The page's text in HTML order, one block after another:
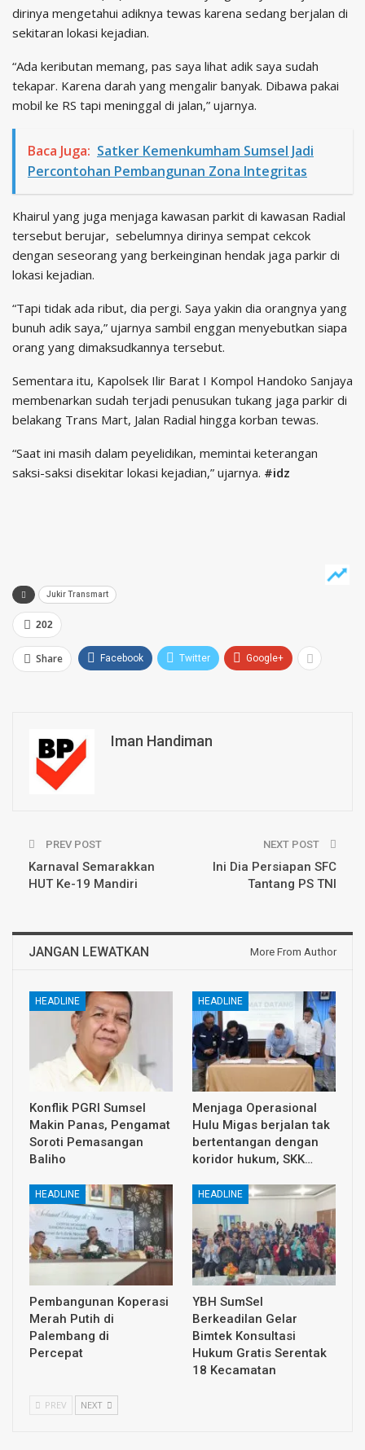
dirinya mengetahui adiknya tewas karena sedang berjalan di
sekitaran lokasi kejadian.
“Ada keributan memang, pas saya lihat adik saya sudah
tekapar. Karena darah yang mengalir banyak. Dibawa pakai
mobil ke RS tapi meninggal di jalan,” ujarnya.
Baca Juga: Satker Kemenkumham Sumsel Jadi
Percontohan Pembangunan Zona Integritas
Khairul yang juga menjaga kawasan parkit di kawasan Radial
tersebut berujar, sebelumnya dirinya sempat cekcok
dengan seseorang yang berkeinginan hendak jaga parkir di
lokasi kejadian.
“Tapi tidak ada ribut, dia pergi. Saya yakin dia orangnya yang
bunuh adik saya,” ujarnya sambil enggan menyebutkan siapa
orang yang dimaksudkannya tersebut.
Sementara itu, Kapolsek Ilir Barat I Kompol Handoko Sanjaya
membenarkan sudah terjadi penusukan tukang jaga parkir di
belakang Trans Mart, Jalan Radial hingga korban tewas.
“Saat ini masih dalam peyelidikan, memintai keterangan
saksi-saksi disekitar lokasi kejadian,” ujarnya. #idz
Jukir Transmart
202
Share Facebook Twitter Google+
Iman Handiman
PREV POST
Karnaval Semarakkan
HUT Ke-19 Mandiri
NEXT POST
Ini Dia Persiapan SFC
Tantang PS TNI
JANGAN LEWATKAN More From Author
HEADLINE
Konflik PGRI Sumsel
Makin Panas, Pengamat
Soroti Pemasangan
Baliho
HEADLINE
Menjaga Operasional
Hulu Migas berjalan tak
bertentangan dengan
koridor hukum, SKK…
HEADLINE
Pembangunan Koperasi
Merah Putih di
Palembang di
Percepat
HEADLINE
YBH SumSel
Berkeadilan Gelar
Bimtek Konsultasi
Hukum Gratis Serentak
18 Kecamatan
PREV NEXT